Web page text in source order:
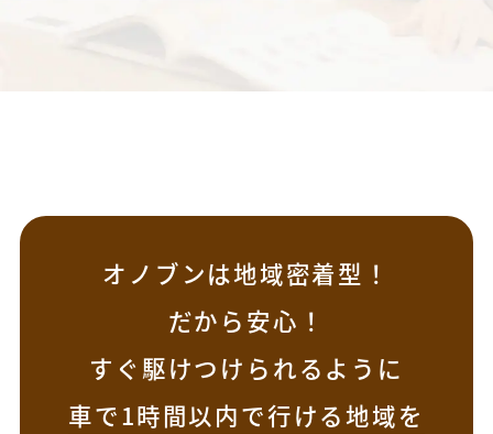
オノブンは地域密着型！
だから安心！
すぐ駆けつけられるように
車で1時間以内で行ける地域を